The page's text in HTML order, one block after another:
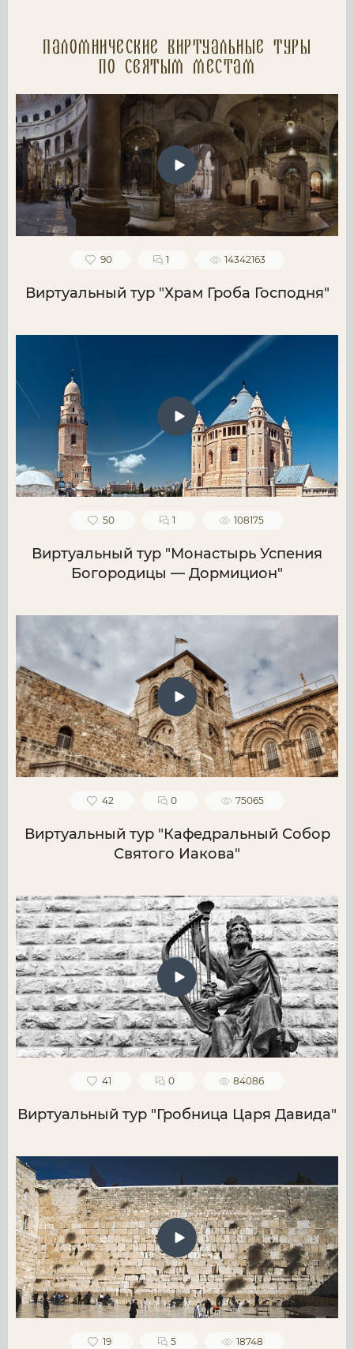
Паломнические Виртуальные туры
по святым местам
90 1 14342163
Виртуальный тур "Храм Гроба Господня"
50 1 108175
Виртуальный тур "Монастырь Успения
Богородицы — Дормицион"
42 0 75065
Виртуальный тур "Кафедральный Собор
Святого Иакова"
41 0 84086
Виртуальный тур "Гробница Царя Давида"
19 5 18748